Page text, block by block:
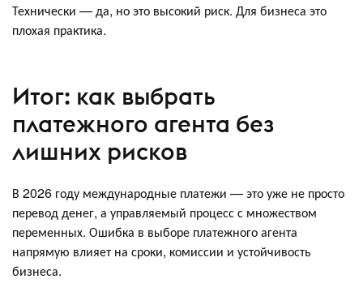
Технически — да, но это высокий риск. Для бизнеса это
плохая практика.
Итог: как выбрать
платежного агента без
лишних рисков
В 2026 году международные платежи — это уже не просто
перевод денег, а управляемый процесс с множеством
переменных. Ошибка в выборе платежного агента
напрямую влияет на сроки, комиссии и устойчивость
бизнеса.